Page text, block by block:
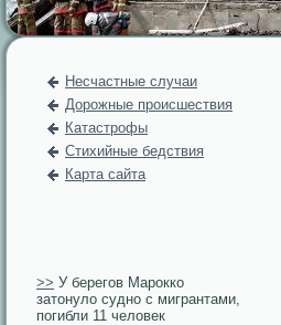
Несчастные случаи
Дорожные происшествия
Катастрофы
Стихийные бедствия
Карта сайта
>> У берегов Марокко
затонуло судно с мигрантами,
погибли 11 человек